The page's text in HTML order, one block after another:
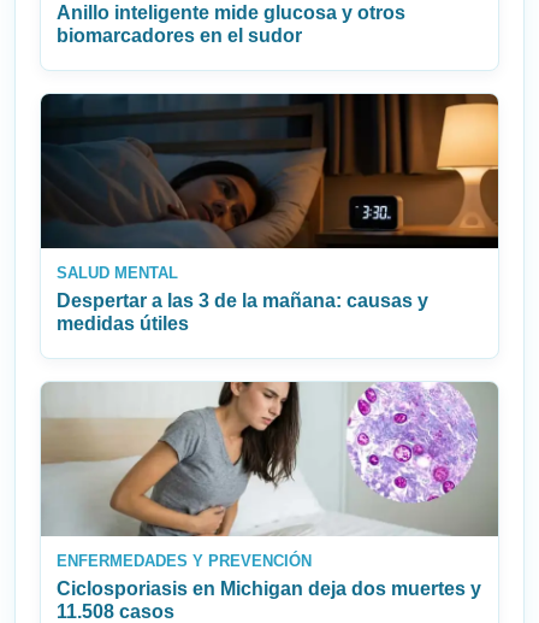
Anillo inteligente mide glucosa y otros
biomarcadores en el sudor
SALUD MENTAL
Despertar a las 3 de la mañana: causas y
medidas útiles
ENFERMEDADES Y PREVENCIÓN
Ciclosporiasis en Michigan deja dos muertes y
11.508 casos